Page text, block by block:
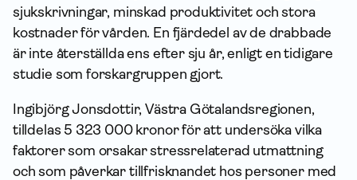
sjukskrivningar, minskad produktivitet och stora
kostnader för vården. En fjärdedel av de drabbade
är inte återställda ens efter sju år, enligt en tidigare
studie som forskargruppen gjort.
Ingibjörg Jonsdottir, Västra Götalandsregionen,
tilldelas 5 323 000 kronor för att undersöka vilka
faktorer som orsakar stressrelaterad utmattning
och som påverkar tillfrisknandet hos personer med